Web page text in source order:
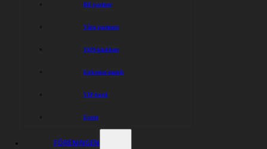
Bli partner
Våra partners
1929-klubben
Enkrona-match
VIP-bord
Event
FÖRENINGEN